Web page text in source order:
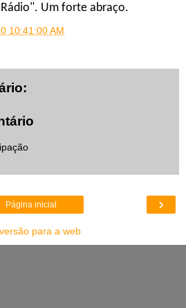
Um forte abraço.
10:41:00 AM
›
Página inicial
para a web